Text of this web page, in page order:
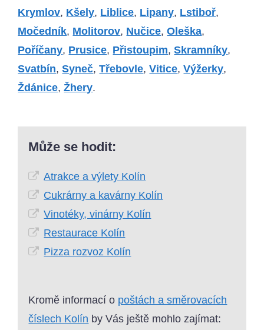
Krymlov, Kšely, Liblice, Lipany, Lstiboř,
Močedník, Molitorov, Nučice,Oleška,
Poříčany, Prusice, Přistoupim,Skramníky,
Svatbín,Syneč,Třebovle,Vitice,Výžerky,
Ždánice,Žhery.
Může se hodit:
Atrakce a výlety Kolín
Cukrárny a kavárny Kolín
Vinotéky, vinárny Kolín
Restaurace Kolín
Pizza rozvoz Kolín
Kromě informací o poštách a směrovacích
číslech Kolín by Vás ještě mohlo zajímat: